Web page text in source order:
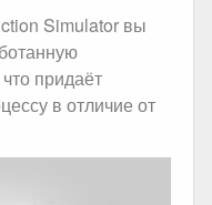
Simulator вы
придаёт
в отличие от